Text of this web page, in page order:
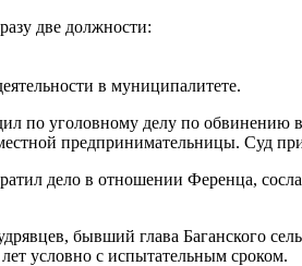
две должности:
в муниципалитете.
по уголовному делу по
предпринимательницы. Суд
дело в отношении Ференца,
бывший глава Баганского
условно с испытательным сроком.